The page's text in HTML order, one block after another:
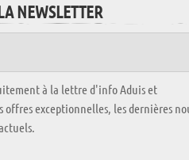
NEWSLETTER
à la lettre d'info Aduis et
offres exceptionnelles, les dernières